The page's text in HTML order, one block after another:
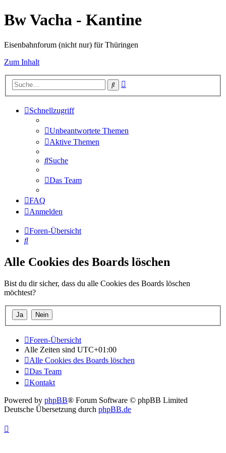
Bw Vacha - Kantine
Eisenbahnforum (nicht nur) für Thüringen
Zum Inhalt
Suche
Schnellzugriff
Unbeantwortete Themen
Aktive Themen
Suche
Das Team
FAQ
Anmelden
Foren-Übersicht
Suche
Alle Cookies des Boards löschen
Bist du dir sicher, dass du alle Cookies des Boards löschen
möchtest?
Foren-Übersicht
Alle Zeiten sind UTC+01:00
Alle Cookies des Boards löschen
Das Team
Kontakt
Powered by phpBB® Forum Software © phpBB Limited
Deutsche Übersetzung durch phpBB.de